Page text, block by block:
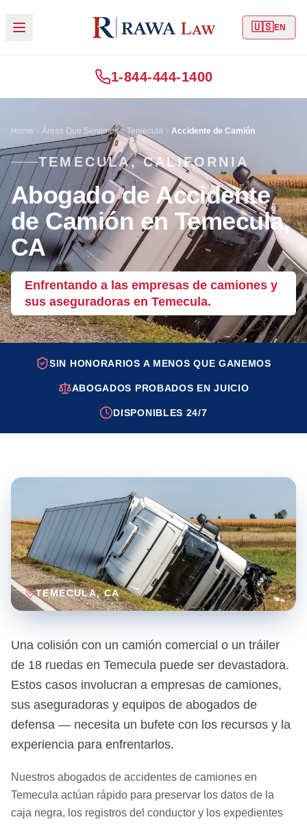
🇺🇸EN
1-844-444-1400
Home Áreas Que Servimos Temecula Accidente de Camión
TEMECULA, CALIFORNIA
Abogado de Accidente
de Camión en Temecula,
CA
Enfrentando a las empresas de camiones y
sus aseguradoras en Temecula.
SIN HONORARIOS A MENOS QUE GANEMOS
ABOGADOS PROBADOS EN JUICIO
DISPONIBLES 24/7
TEMECULA, CA
Una colisión con un camión comercial o un tráiler
de 18 ruedas en Temecula puede ser devastadora.
Estos casos involucran a empresas de camiones,
sus aseguradoras y equipos de abogados de
defensa — necesita un bufete con los recursos y la
experiencia para enfrentarlos.
Nuestros abogados de accidentes de camiones en
Temecula actúan rápido para preservar los datos de la
caja negra, los registros del conductor y los expedientes